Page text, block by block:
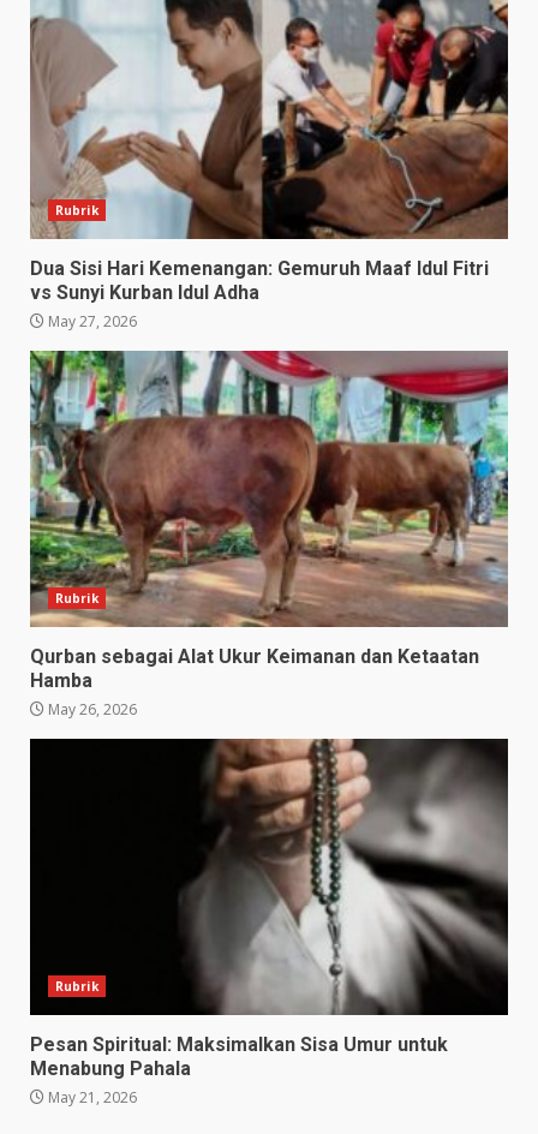
Rubrik
Dua Sisi Hari Kemenangan: Gemuruh Maaf Idul Fitri
vs Sunyi Kurban Idul Adha
May 27, 2026
Rubrik
Qurban sebagai Alat Ukur Keimanan dan Ketaatan
Hamba
May 26, 2026
Rubrik
Pesan Spiritual: Maksimalkan Sisa Umur untuk
Menabung Pahala
May 21, 2026